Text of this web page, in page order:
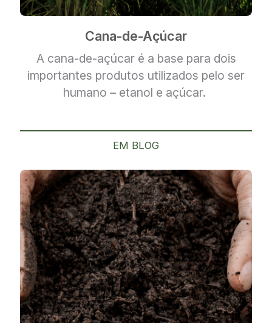
Cana-de-Açúcar
A cana-de-açúcar é a base para dois
importantes produtos utilizados pelo ser
humano – etanol e açúcar.
EM BLOG